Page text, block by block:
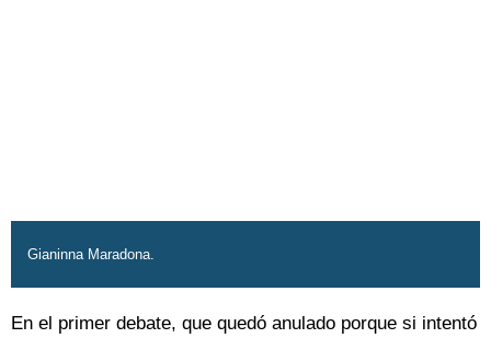
Gianinna Maradona.
En el primer debate, que quedó anulado porque si intentó